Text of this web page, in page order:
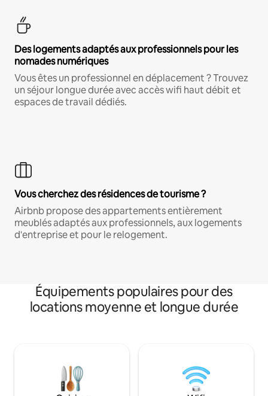
Des logements adaptés aux professionnels pour les
nomades numériques
Vous êtes un professionnel en déplacement ? Trouvez
un séjour longue durée avec accès wifi haut débit et
espaces de travail dédiés.
Vous cherchez des résidences de tourisme ?
Airbnb propose des appartements entièrement
meublés adaptés aux professionnels, aux logements
d'entreprise et pour le relogement.
Équipements populaires pour des
locations moyenne et longue durée